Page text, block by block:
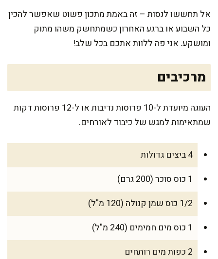
אל תחששו לנסות – זה באמת מתכון פשוט שאפשר להכין
כל השבוע או ברגע האחרון כשמתחשק משהו מתוק
ומושקע. אני פה ללוות אתכם בכל שלב!
מרכיבים
העוגה מיועדת ל-10 פרוסות נדיבות או ל-12 פרוסות דקות
שמתאימות למגש של כיבוד לאורחים.
4 ביצים גדולות
1 כוס סוכר (200 גרם)
1/2 כוס שמן קנולה (120 מ"ל)
1 כוס מים חמימים (240 מ"ל)
2 כפות מים רותחים